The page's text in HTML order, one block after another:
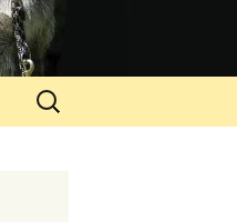
Suchen
nach: